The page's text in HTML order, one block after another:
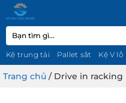
qua
nội
dung
Tìm
kiếm:
Kệ trung tải Pallet sắt Kệ V lỗ
Trang chủ / Drive in racking